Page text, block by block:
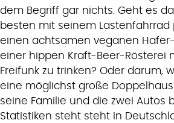
dem Begriff gar nichts. Geht es
besten mit seinem Lastenfahrrad
einen achtsamen veganen
einer hippen Kraft-Beer-Rösterei
Freifunk zu trinken? Oder darum,
eine möglichst große
seine Familie und die zwei Autos
Statistiken steht steht in